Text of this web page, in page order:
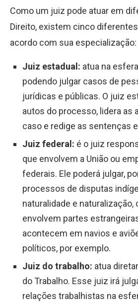
Como um juiz pode atuar em
Direito, existem cinco
acordo com sua especialização:
Juiz estadual: atua na
podendo julgar casos de
jurídicas e públicas. O juiz
autos do processo, lidera as
caso e redige as sentenças
Juiz federal: é o juiz
que envolvem a União ou
federais. Ele poderá julgar,
processos de disputas
naturalidade e naturalização,
envolvem partes
acontecem em navios e
políticos, por exemplo.
Juiz do trabalho: atua
do Trabalho. Esse juiz irá
relações trabalhistas na